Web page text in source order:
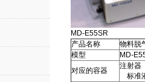
MD-E55SR
产品名称
物料脱
模型
MD-
对应的容器
注射器
标准